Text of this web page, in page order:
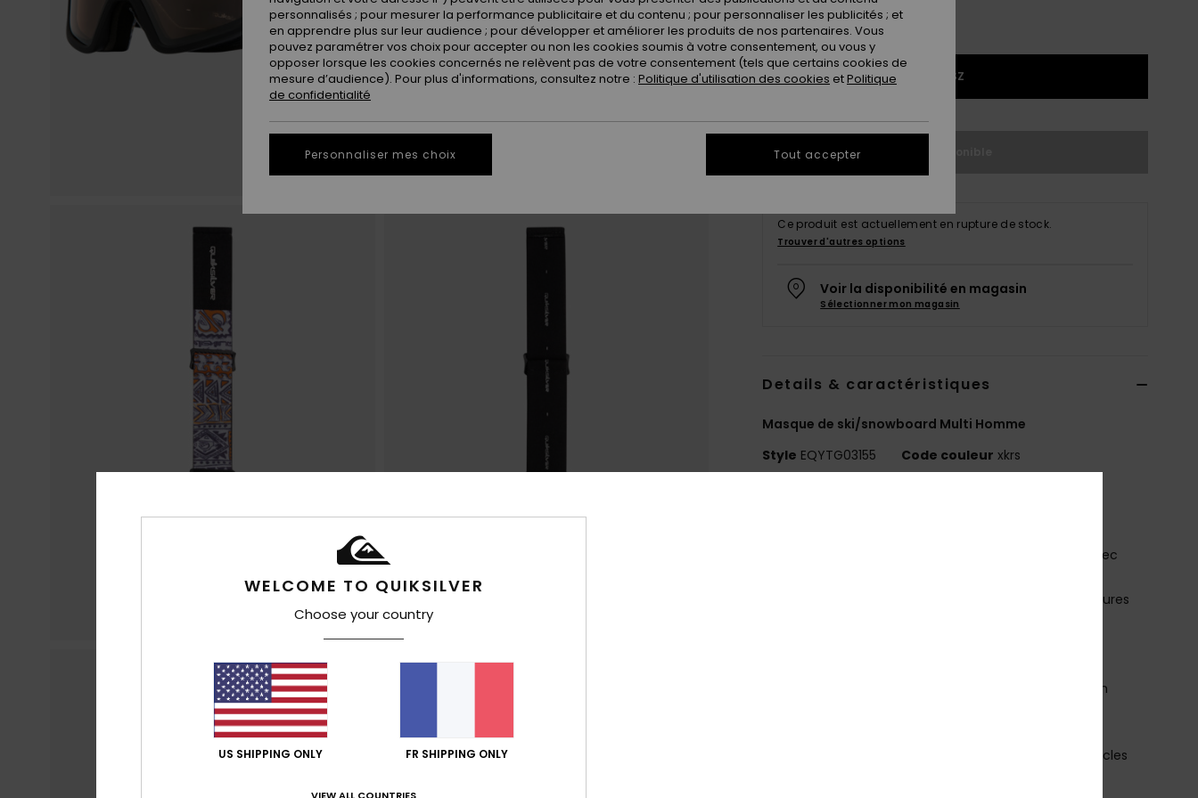
1SZ
Ce produit est actuellement en rupture de stock.
Trouver d'autres options
Voir la disponibilité en magasin
Sélectionner mon magasin
Details & caractéristiques
Masque de ski/snowboard Multi Homme
Style EQYTG03155 Code couleur xkrs
Écran Color Luxe Photochromic NXT® par Essilor avec
Traitement antibuée >120 s et traitement anti-rayures
Confort : mousse double densité et polaire pour un
Sangle : sangle de 40 mm de large avec deux boucles
WELCOME TO QUIKSILVER
Choose your country
US SHIPPING ONLY FR SHIPPING ONLY
personnalisés ; pour mesurer la performance publicitaire et du contenu ; pour personnaliser les publicités ; et
en apprendre plus sur leur audience ; pour développer et améliorer les produits de nos partenaires. Vous
pouvez paramétrer vos choix pour accepter ou non les cookies soumis à votre consentement, ou vous y
opposer lorsque les cookies concernés ne relèvent pas de votre consentement (tels que certains cookies de
mesure d’audience). Pour plus d'informations, consultez notre : Politique d'utilisation des cookies etPolitique
de confidentialité
Personnaliser mes choix Tout accepter